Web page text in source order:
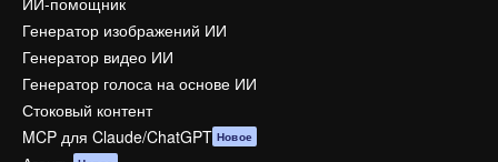
Генератор изображений ИИ
Генератор видео ИИ
Генератор голоса на основе ИИ
Стоковый контент
MCP для Claude/ChatGPT Новое